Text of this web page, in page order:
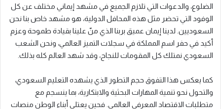
الضلوع، والدعوات التي تلازم الجميع في مشهد إيماني مختلف عن كل
الوفود التي تحضر مثل هذه المحافل الدولية، هو مشهد خاص بنا نحن
السعوديين. لدينا إيمان عميق بربنا الذي منّ علينا بقيادة طموحة وعزم
أكيد في حفر اسم المملكة في سجلات التميز العالمي، ونحن الشعب
السعودي نمتلك كل المقومات للنجاح، وقد شهد العالم كله بذلك.
كما يعكس هذا التفوق حجم التطور الذي يشهده التعليم السعودي،
والتحول نحو تنمية المهارات البحثية والابتكارية، بما ينسجم مع
متطلبات الاقتصاد المعرفي العالمي. فحين يعتلي أبناء الوطن منصات